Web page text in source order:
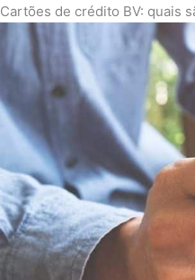
Cartões de crédito BV: quais